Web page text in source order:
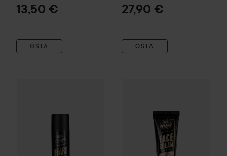
13,50 €
OSTA
27,90 €
OSTA